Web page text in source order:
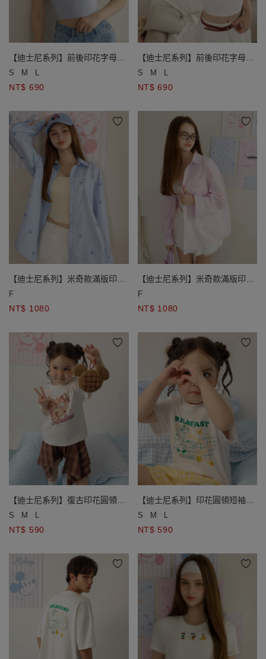
【迪士尼系列】前後印花字母撞
色滾邊細肩帶BRA背心
S M L
NT$ 690
【迪士尼系列】前後印花字母撞
色滾邊細肩帶BRA背心
S M L
NT$ 690
【迪士尼系列】米奇款滿版印花
條紋長袖寬版襯衫
F
NT$ 1080
【迪士尼系列】米奇款滿版印花
條紋長袖寬版襯衫
F
NT$ 1080
【迪士尼系列】復古印花圓領短
袖TEE(兒童款)
S M L
NT$ 590
【迪士尼系列】印花圓領短袖
TEE(兒童款)
S M L
NT$ 590